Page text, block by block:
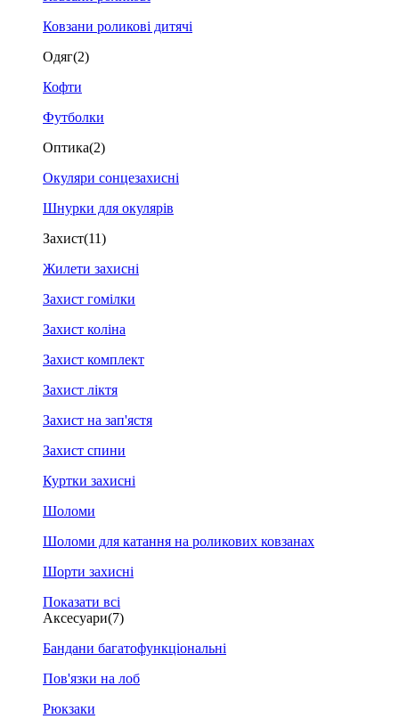
Ковзани роликові дитячі
Одяг(2)
Кофти
Футболки
Оптика(2)
Окуляри сонцезахисні
Шнурки для окулярів
Захист(11)
Жилети захисні
Захист гомілки
Захист коліна
Захист комплект
Захист ліктя
Захист на зап'ястя
Захист спини
Куртки захисні
Шоломи
Шоломи для катання на роликових ковзанах
Шорти захисні
Показати всі
Аксесуари(7)
Бандани багатофункціональні
Пов'язки на лоб
Рюкзаки